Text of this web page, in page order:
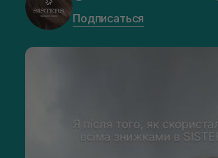
Подписаться